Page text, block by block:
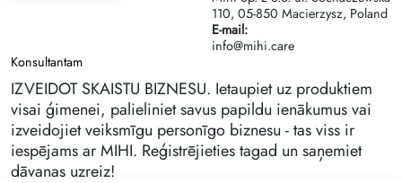
110, 05-850 Macierzysz, Poland
E-mail:
info@mihi.care
Konsultantam
IZVEIDOT SKAISTU BIZNESU. Ietaupiet uz produktiem
visai ģimenei, palieliniet savus papildu ienākumus vai
izveidojiet veiksmīgu personīgo biznesu - tas viss ir
iespējams ar MIHI. Reģistrējieties tagad un saņemiet
dāvanas uzreiz!